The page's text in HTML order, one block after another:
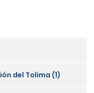
del Tolima (1)